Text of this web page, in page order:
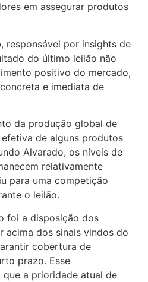
em assegurar produtos
, responsável por insights de
do último leilão não
positivo do mercado,
e imediata de
da produção global de
de alguns produtos
Alvarado, os níveis de
relativamente
para uma competição
o leilão.
foi a disposição dos
acima dos sinais vindos do
cobertura de
prazo. Esse
a prioridade atual de